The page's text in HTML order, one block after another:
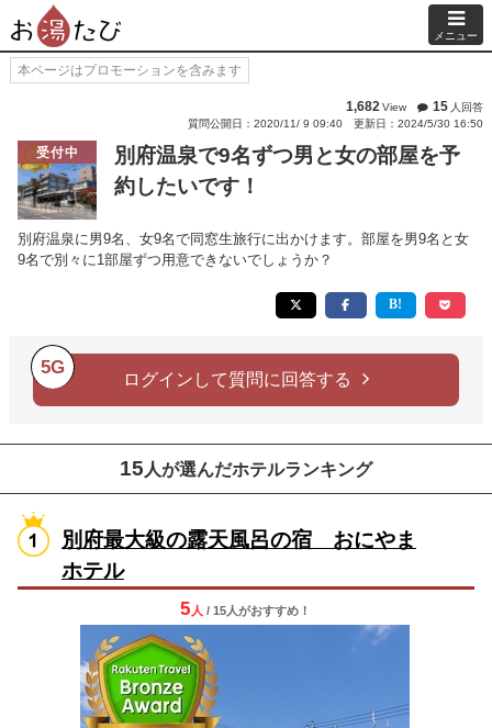
メニュー
本ページはプロモーションを含みます
1,682View 15 人回答
質問公開日：2020/11/ 9 09:40
更新日：2024/5/30 16:50
受付中
別府温泉で9名ずつ男と女の部屋を予
約したいです！
別府温泉に男9名、女9名で同窓生旅行に出かけます。部屋を男9名と女
9名で別々に1部屋ずつ用意できないでしょうか？
5G
ログインして質問に回答する
15 人が選んだホテルランキング
別府最大級の露天風呂の宿 おにやま
ホテル
5 人 / 15人がおすすめ！